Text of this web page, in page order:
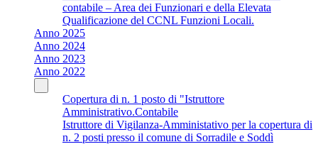
contabile – Area dei Funzionari e della Elevata
Qualificazione del CCNL Funzioni Locali.
Anno 2025
Anno 2024
Anno 2023
Anno 2022
Copertura di n. 1 posto di "Istruttore
Amministrativo.Contabile
Istruttore di Vigilanza-Amministativo per la copertura di
n. 2 posti presso il comune di Sorradile e Soddì